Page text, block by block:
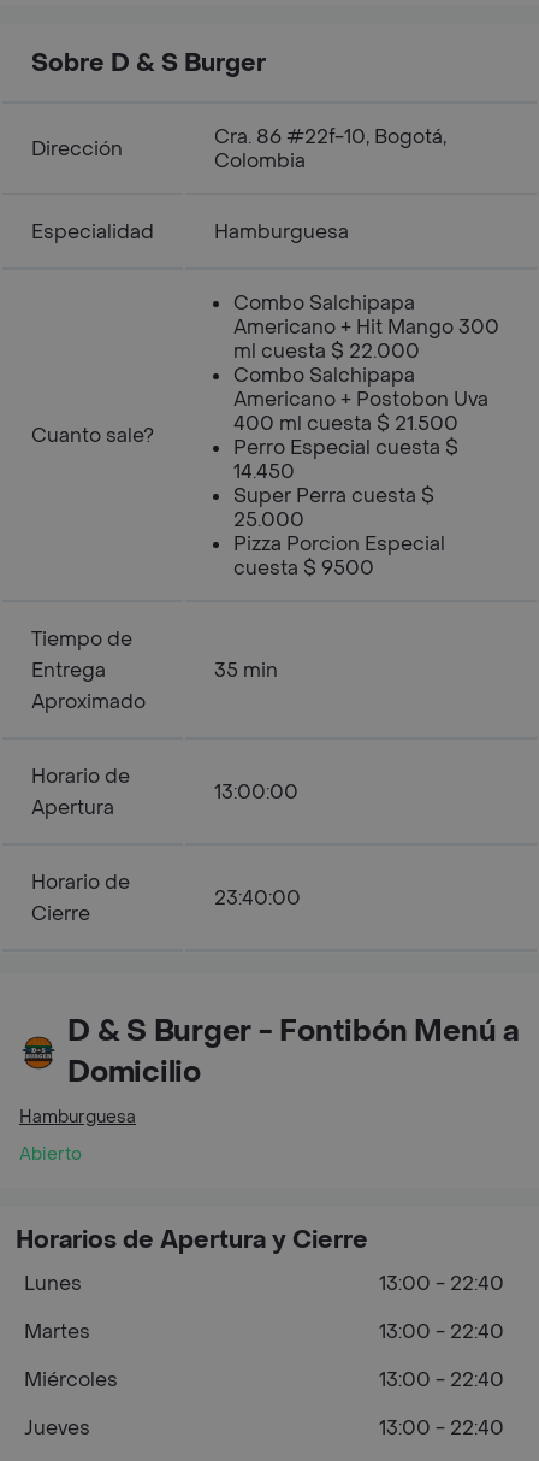
Sobre D & S Burger
Dirección
Cra. 86 #22f-10, Bogotá,
Colombia
Especialidad Hamburguesa
Cuanto sale?
Combo Salchipapa
Americano + Hit Mango 300
ml cuesta $ 22.000
Combo Salchipapa
Americano + Postobon Uva
400 ml cuesta $ 21.500
Perro Especial cuesta $
14.450
Super Perra cuesta $
25.000
Pizza Porcion Especial
cuesta $ 9500
Tiempo de
Entrega
Aproximado
35 min
Horario de
Apertura
13:00:00
Horario de
Cierre
23:40:00
D & S Burger - Fontibón Menú a
Domicilio
Hamburguesa
Abierto
Horarios de Apertura y Cierre
Lunes
13:00 - 22:40
Martes
13:00 - 22:40
Miércoles
13:00 - 22:40
Jueves
13:00 - 22:40